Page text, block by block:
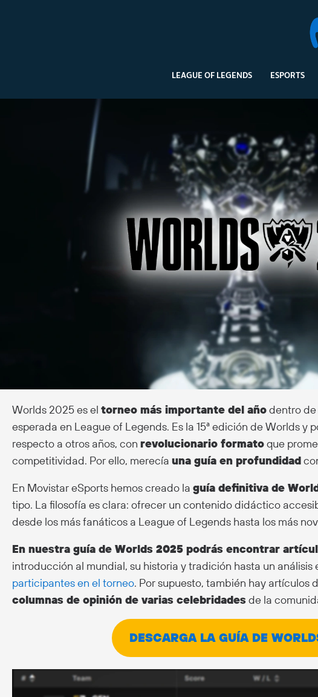
LEAGUE OF LEGENDS ESPORTS
Worlds 2025 es el torneo más importante del añodentro de
esperada en League of Legends. Es la 15ª edición de Worlds y
respecto a otros años, con revolucionario formatoque
competitividad. Por ello, merecía una guía en profundidad
En Movistar eSports hemos creado la guía definitiva de
tipo. La filosofía es clara: ofrecer un contenido didáctico
desde los más fanáticos a League of Legends hasta los más
En nuestra guía de Worlds 2025 podrás encontrar
introducción al mundial, su historia y tradición hasta un análisis
participantes en el torneo. Por supuesto, también hay artículos
columnas de opinión de varias celebridades de la
DESCARGA LA GUÍA DE